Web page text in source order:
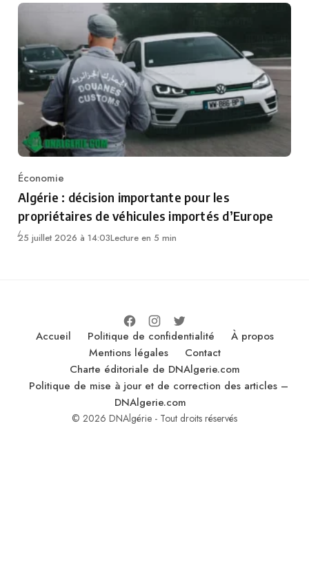
Category
Économie
Algérie : décision importante pour les
propriétaires de véhicules importés d’Europe
25 juillet 2026 à 14:03Lecture en 5 min
Accueil Politique de confidentialité
À propos
Mentions légales
Contact
Charte éditoriale de DNAlgerie.com
Politique de mise à jour et de correction des articles –
DNAlgerie.com
© 2026 DNAlgérie - Tout droits réservés